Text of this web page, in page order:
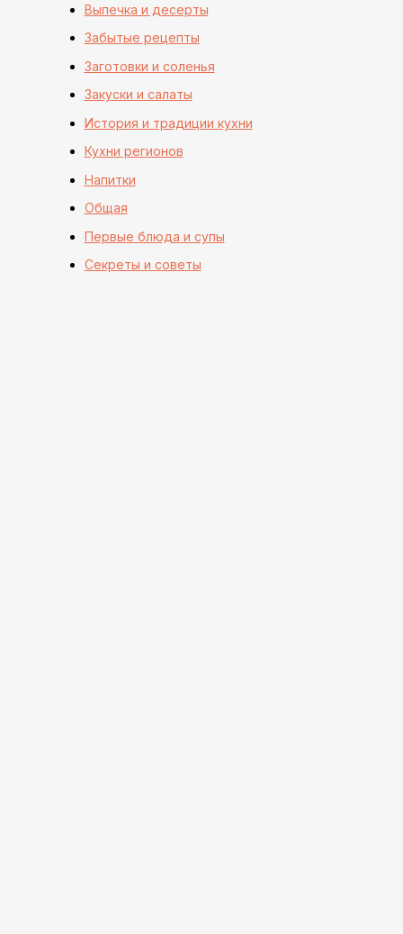
Выпечка и десерты
Забытые рецепты
Заготовки и соленья
Закуски и салаты
История и традиции кухни
Кухни регионов
Напитки
Общая
Первые блюда и супы
Секреты и советы